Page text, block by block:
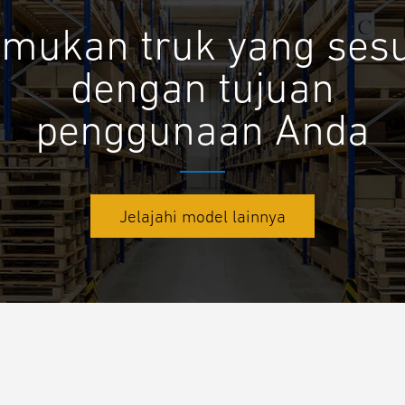
truk yang
dengan tujuan
penggunaan Anda
Jelajahi model lainnya